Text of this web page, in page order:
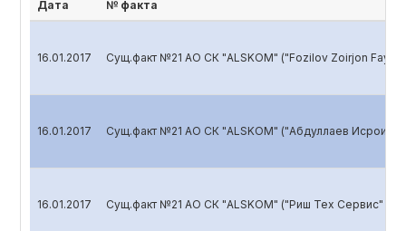
Дата № факта
16.01.2017 Сущ.факт №21 АО СК "ALSKOM" ("Fozilov Zoirjon
16.01.2017 Сущ.факт №21 АО СК "ALSKOM" ("Абдуллаев
16.01.2017 Сущ.факт №21 АО СК "ALSKOM" ("Риш Тех Сервис" ДХ)